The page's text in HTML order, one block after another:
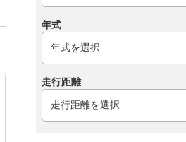
年式
走行距離